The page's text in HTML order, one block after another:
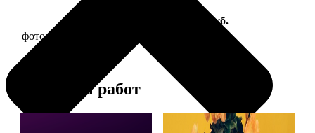
Цена, руб.
фото 15х15 в деревянной рамке
Примеры работ